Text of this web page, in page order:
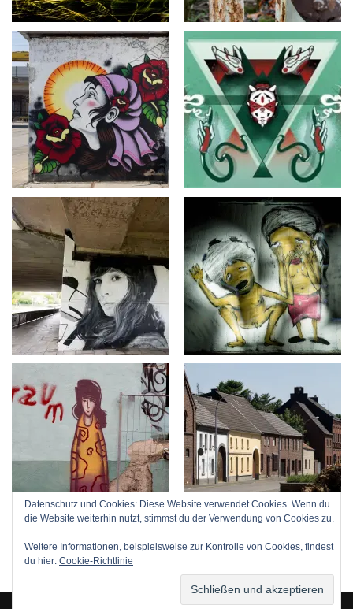
Datenschutz und Cookies: Diese Website verwendet Cookies. Wenn du
die Website weiterhin nutzt, stimmst du der Verwendung von Cookies zu.
Weitere Informationen, beispielsweise zur Kontrolle von Cookies, findest
du hier: Cookie-Richtlinie